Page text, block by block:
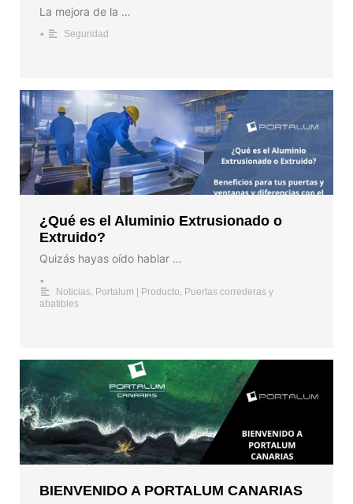
La mejora de la …
• Seguridad
¿Qué es el Aluminio Extrusionado o
Extruido?
Quizás hayas oído hablar …
•
Noticias, Portalum | Producto, Puertas correderas y
abatibles
BIENVENIDO A PORTALUM CANARIAS